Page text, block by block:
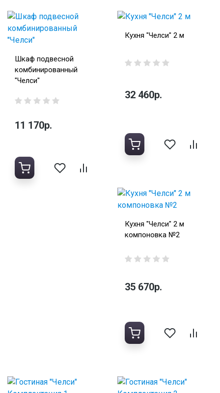
Шкаф подвесной
комбинированный
"Челси"
11 170р.
Кухня "Челси" 2 м
32 460р.
Кухня "Челси" 2 м
компоновка №2
35 670р.